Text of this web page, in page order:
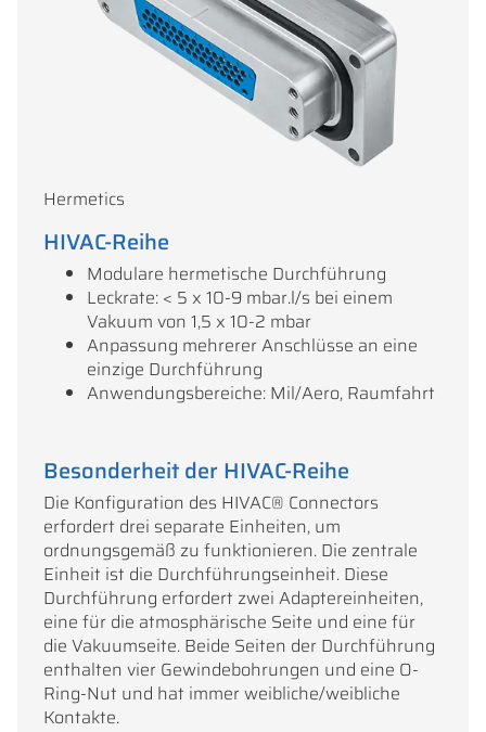
Hermetics
HIVAC-Reihe
Modulare hermetische Durchführung
Leckrate: < 5 x 10-9 mbar.l/s bei einem
Vakuum von 1,5 x 10-2 mbar
Anpassung mehrerer Anschlüsse an eine
einzige Durchführung
Anwendungsbereiche: Mil/Aero, Raumfahrt
Besonderheit der HIVAC-Reihe
Die Konfiguration des HIVAC® Connectors
erfordert drei separate Einheiten, um
ordnungsgemäß zu funktionieren. Die zentrale
Einheit ist die Durchführungseinheit. Diese
Durchführung erfordert zwei Adaptereinheiten,
eine für die atmosphärische Seite und eine für
die Vakuumseite. Beide Seiten der Durchführung
enthalten vier Gewindebohrungen und eine O-
Ring-Nut und hat immer weibliche/weibliche
Kontakte.